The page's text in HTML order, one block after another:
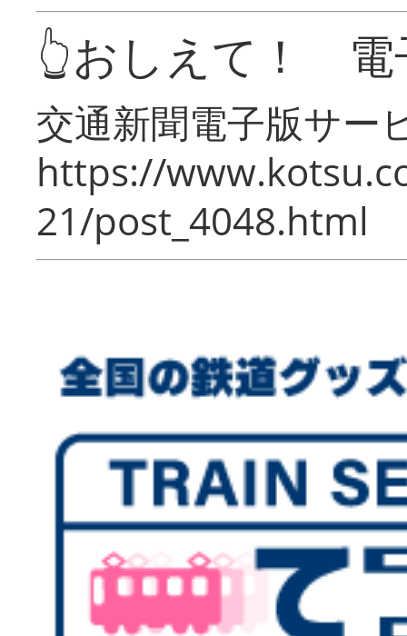
👆おしえて！ 電
交通新聞電子版サー
https://
21/post_4048.html